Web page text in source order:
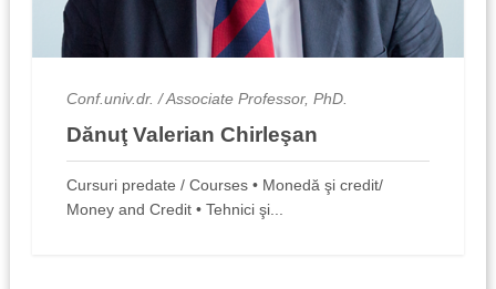
Conf.univ.dr. / Associate Professor, PhD.
Dănuţ Valerian Chirleşan
Cursuri predate / Courses • Monedă şi credit/
Money and Credit • Tehnici şi...